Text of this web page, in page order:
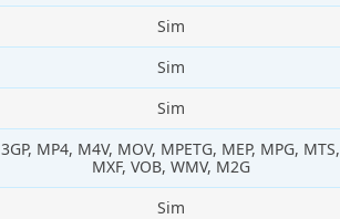
Sim
Sim
Sim
3GP, MP4, M4V, MOV, MPETG, MEP, MPG, MTS,
MXF, VOB, WMV, M2G
Sim